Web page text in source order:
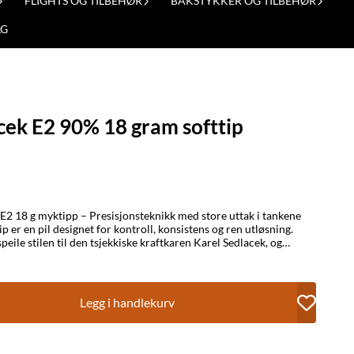
E2 90% 18 gram softtip
stilen til den tsjekkiske kraftkaren Karel Sedlacek, og
rett løpdesign, forbedret av et grep som støtter presis
kontroll og
mm lengde med 6,22 mm breddeLegg i handlekurv